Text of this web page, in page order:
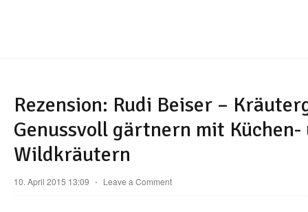
Rezension: Rudi Beiser –
Genussvoll gärtnern mit Küchen-
Wildkräutern
10. April 2015 13:09 ⋅ Leave a Comment